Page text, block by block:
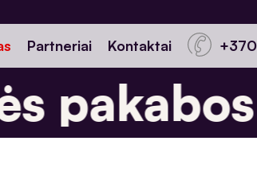
Partneriai Kontaktai
pakabos